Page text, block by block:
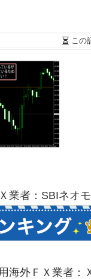
この
業者：SBIネオ
海外ＦＸ業者：